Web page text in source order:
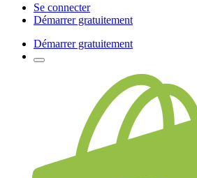
Se connecter
Démarrer gratuitement
Démarrer gratuitement